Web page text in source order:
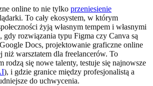
online to nie tylko przeniesienie
To cały ekosystem, w którym
żyją własnym tempem i własnymi
gdy rozwiązania typu Figma czy Canva są
Docs, projektowanie graficzne online
niż warsztatem dla freelancerów. To
rodzą się nowe talenty, testuje się najnowsze
), i gdzie granice między profesjonalistą a
do uchwycenia.